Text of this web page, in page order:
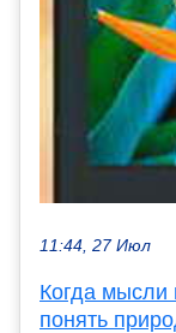
11:44, 27 Июл
Когда мысли
понять